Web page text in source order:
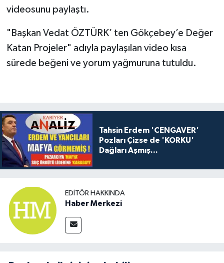
videosunu paylaştı.
"Başkan Vedat ÖZTÜRK’ ten Gökçebey’e Değer
Katan Projeler" adıyla paylaşılan video kısa
sürede beğeni ve yorum yağmuruna tutuldu.
Tahsin Erdem 'CENGAVER'
Pozları Çizse de 'KORKU'
Dağları Aşmış...
EDITÖR HAKKINDA
Haber Merkezi